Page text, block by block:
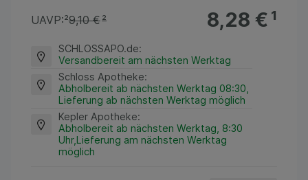
8,28 €¹
UAVP:²9,10 €²
SCHLOSSAPO.de:
Versandbereit am nächsten Werktag
Schloss Apotheke:
Abholbereit ab nächsten Werktag 08:30,
Lieferung ab nächsten Werktag möglich
Kepler Apotheke:
Abholbereit ab nächsten Werktag, 8:30
Uhr,Lieferung am nächsten Werktag
möglich